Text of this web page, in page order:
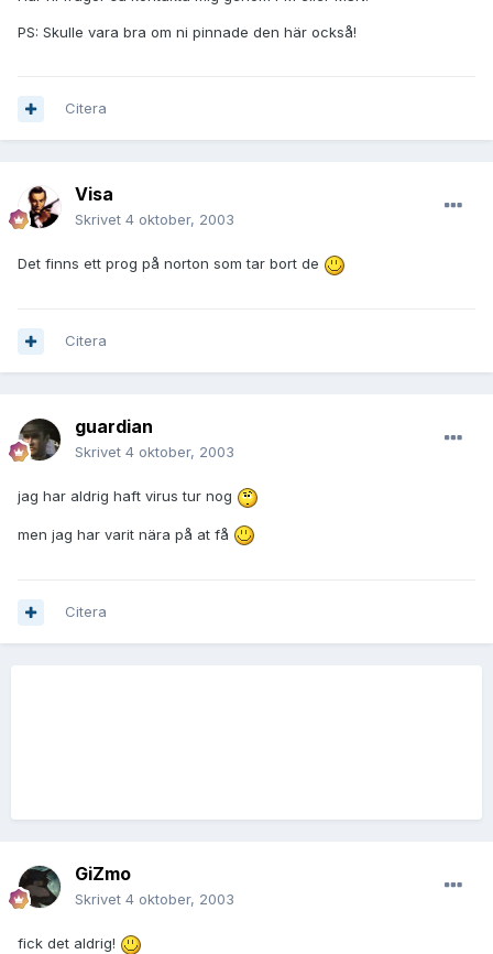
PS: Skulle vara bra om ni pinnade den här också!
Citera
Visa
Skrivet 4 oktober, 2003
Det finns ett prog på norton som tar bort de
Citera
guardian
Skrivet 4 oktober, 2003
jag har aldrig haft virus tur nog
men jag har varit nära på at få
Citera
GiZmo
Skrivet 4 oktober, 2003
fick det aldrig!